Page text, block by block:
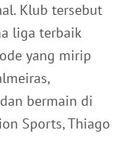
Klub tersebut
liga terbaik
yang mirip
bermain di
Sports, Thiago